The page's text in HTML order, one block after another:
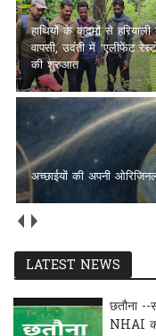
हाथियों के कदमों से हरियाली
वापसी, उदंती में ‘एलीफेंट
की शुरुआत
अच्छाईयों की अपनी
LATEST NEWS
छतौना --
NHAI को